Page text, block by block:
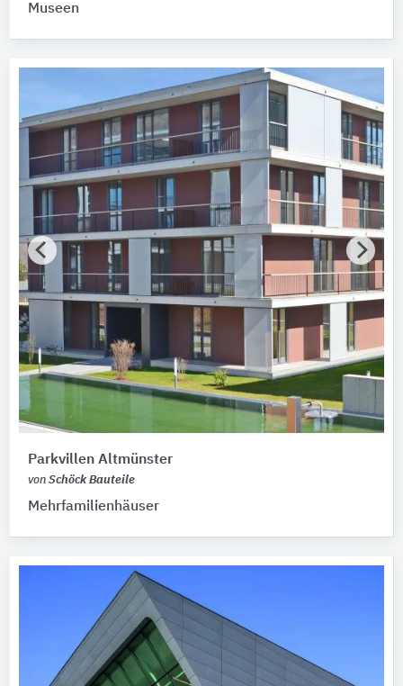
Museen
Parkvillen Altmünster
von Schöck Bauteile
Mehrfamilienhäuser